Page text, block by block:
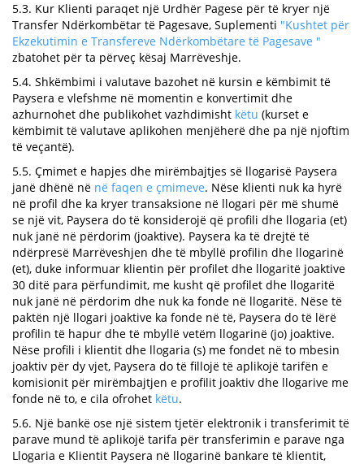
5.3. Kur Klienti paraqet një Urdhër Pagese për të kryer një
Transfer Ndërkombëtar të Pagesave, Suplementi "Kushtet për
Ekzekutimin e Transfereve Ndërkombëtare të Pagesave "
zbatohet për ta përveç kësaj Marrëveshje.
5.4. Shkëmbimi i valutave bazohet në kursin e këmbimit të
Paysera e vlefshme në momentin e konvertimit dhe
azhurnohet dhe publikohet vazhdimisht këtu (kurset e
këmbimit të valutave aplikohen menjëherë dhe pa një njoftim
të veçantë).
5.5. Çmimet e hapjes dhe mirëmbajtjes së llogarisë Paysera
janë dhënë në në faqen e çmimeve. Nëse klienti nuk ka hyrë
në profil dhe ka kryer transaksione në llogari për më shumë
se një vit, Paysera do të konsiderojë që profili dhe llogaria (et)
nuk janë në përdorim (joaktive). Paysera ka të drejtë të
ndërpresë Marrëveshjen dhe të mbyllë profilin dhe llogarinë
(et), duke informuar klientin për profilet dhe llogaritë joaktive
30 ditë para përfundimit, me kusht që profilet dhe llogaritë
nuk janë në përdorim dhe nuk ka fonde në llogaritë. Nëse të
paktën një llogari joaktive ka fonde në të, Paysera do të lërë
profilin të hapur dhe të mbyllë vetëm llogarinë (jo) joaktive.
Nëse profili i klientit dhe llogaria (s) me fondet në to mbesin
joaktiv për dy vjet, Paysera do të fillojë të aplikojë tarifën e
komisionit për mirëmbajtjen e profilit joaktiv dhe llogarive me
fonde në to, e cila ofrohet këtu.
5.6. Një bankë ose një sistem tjetër elektronik i transferimit të
parave mund të aplikojë tarifa për transferimin e parave nga
Llogaria e Klientit Paysera në llogarinë bankare të klientit,